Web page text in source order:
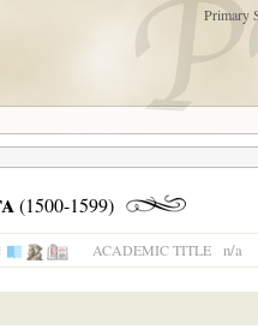
Primary
(1500-1599)
ACADEMIC TITLE n/a